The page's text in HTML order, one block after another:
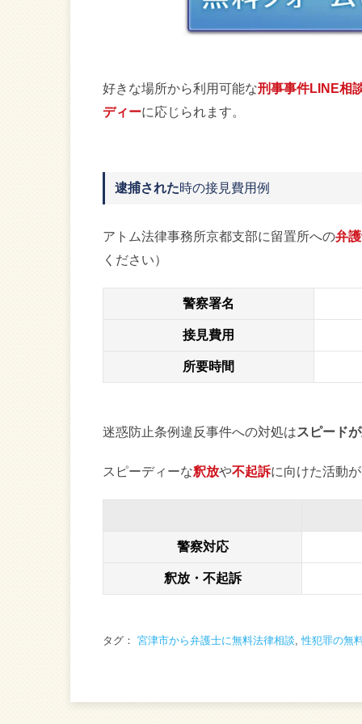
好きな場所から利用可能な刑事事件LINE相
ディーに応じられます。
逮捕された時の接見費用例
アトム法律事務所京都支部に留置所への弁
ください）
警察署名
接見費用
所要時間
迷惑防止条例違反事件への対処はスピード
スピーディーな釈放や不起訴に向けた活動
警察対応
釈放・不起訴
タグ： 宮津市から弁護士に無料法律相談 ,性犯罪の無